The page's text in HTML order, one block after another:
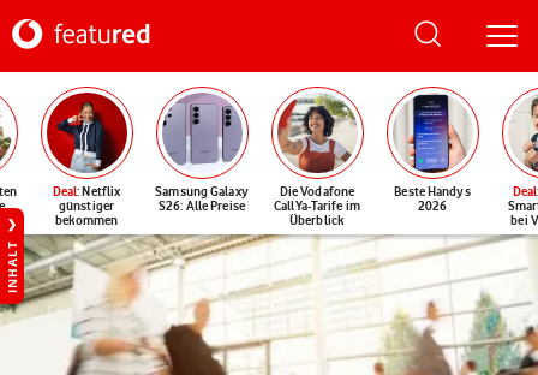
Deal: Netflix
günstiger
bekommen
Samsung Galaxy
S26: Alle Preise
Die Vodafone
CallYa-Tarife im
Überblick
Beste Handys
2026
Deal
bei
INHALT